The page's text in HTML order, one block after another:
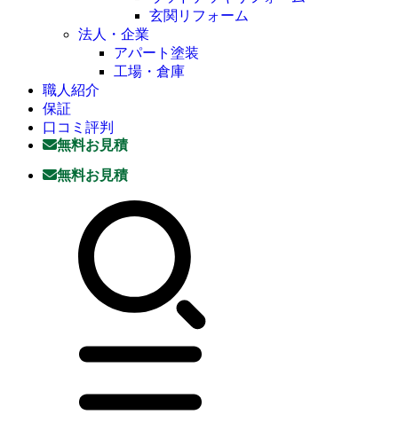
玄関リフォーム
法人・企業
アパート塗装
工場・倉庫
職人紹介
保証
口コミ評判
無料お見積
無料お見積